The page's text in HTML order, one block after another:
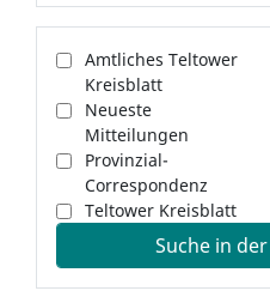
Amtliches Teltower
Kreisblatt
Neueste
Mitteilungen
Provinzial-
Correspondenz
Teltower Kreisblatt
Suche in